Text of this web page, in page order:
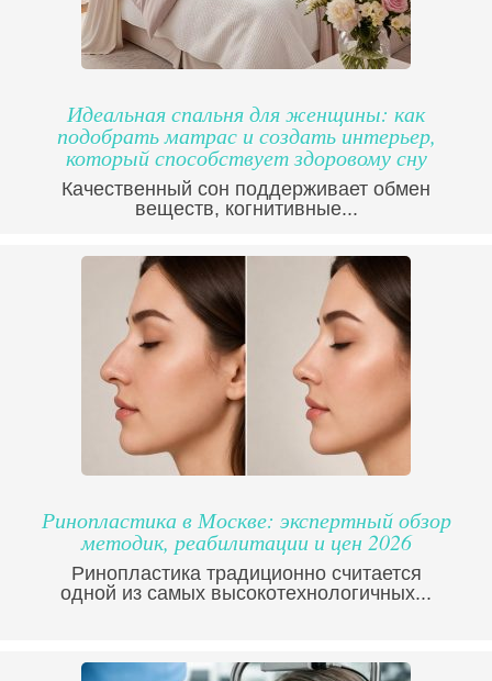
Идеальная спальня для женщины: как
подобрать матрас и создать интерьер,
который способствует здоровому сну
Качественный сон поддерживает обмен
веществ, когнитивные...
Ринопластика в Москве: экспертный обзор
методик, реабилитации и цен 2026
Ринопластика традиционно считается
одной из самых высокотехнологичных...